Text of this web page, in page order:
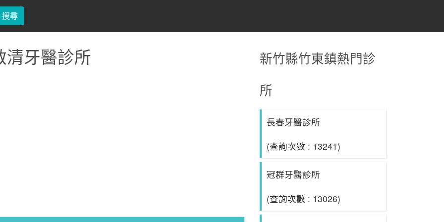
搜尋
清牙醫診所
新竹縣竹東鎮熱門診
所
長春牙醫診所
(查詢次數 : 13241)
冠群牙醫診所
(查詢次數 : 13026)